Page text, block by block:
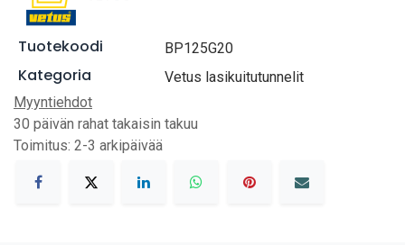
Tuotekoodi BP125G20
Kategoria
Vetus lasikuitutunnelit
Myyntiehdot
30 päivän rahat takaisin takuu
Toimitus: 2-3 arkipäivää